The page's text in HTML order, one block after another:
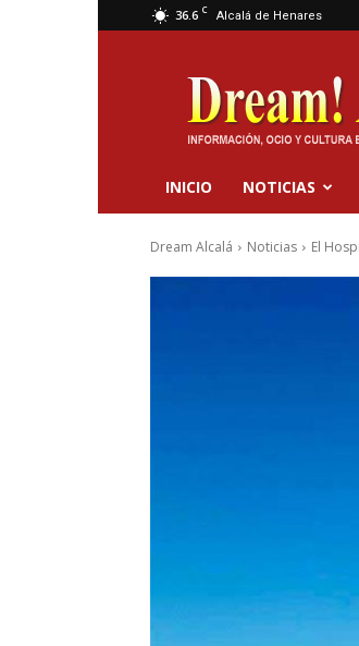
36.6 C Alcalá de Henares
Dream
Alcalá
INICIO NOTICIAS
Dream Alcalá Noticias El